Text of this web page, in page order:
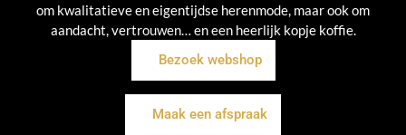
om kwalitatieve en eigentijdse herenmode, maar ook om
aandacht, vertrouwen… en een heerlijk kopje koffie.
Bezoek webshop
Maak een afspraak